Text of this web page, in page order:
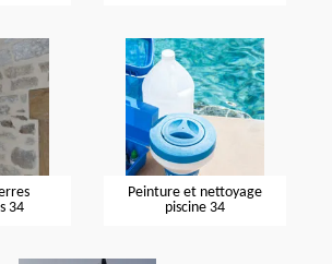
34
Peinture et nettoyage
piscine 34